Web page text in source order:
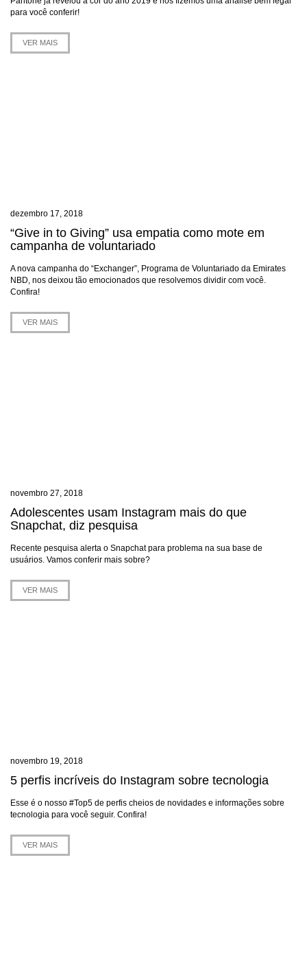
para você conferir!
VER MAIS
dezembro 17, 2018
“Give in to Giving” usa empatia como mote em
campanha de voluntariado
A nova campanha do “Exchanger”, Programa de Voluntariado da Emirates
NBD, nos deixou tão emocionados que resolvemos dividir com você.
Confira!
VER MAIS
novembro 27, 2018
Adolescentes usam Instagram mais do que
Snapchat, diz pesquisa
Recente pesquisa alerta o Snapchat para problema na sua base de
usuários. Vamos conferir mais sobre?
VER MAIS
novembro 19, 2018
5 perfis incríveis do Instagram sobre tecnologia
Esse é o nosso #Top5 de perfis cheios de novidades e informações sobre
tecnologia para você seguir. Confira!
VER MAIS